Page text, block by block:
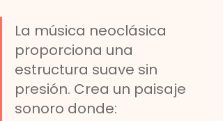
La música neoclásica
proporciona una
estructura suave sin
presión. Crea un paisaje
sonoro donde: